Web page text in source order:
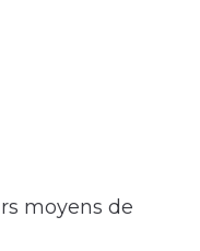
moyens de